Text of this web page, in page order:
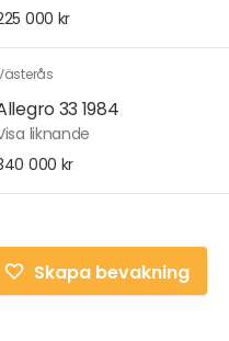
000 kr
33 1984
liknande
000 kr
Skapa bevakning